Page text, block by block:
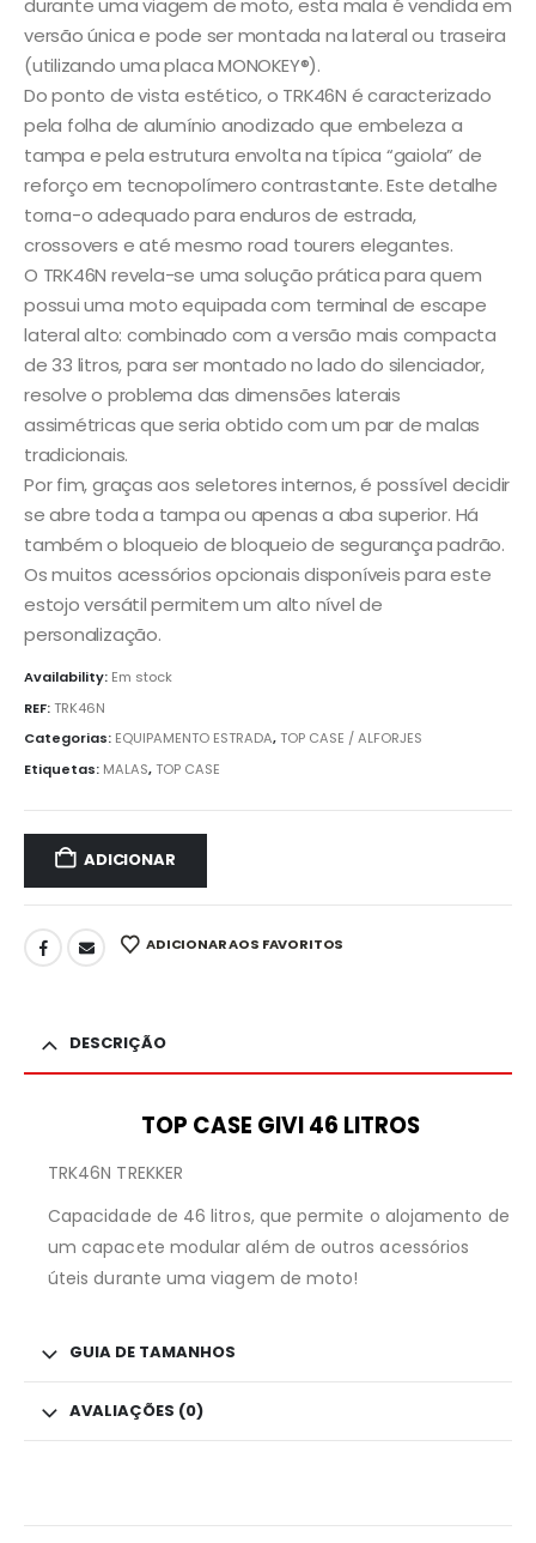
durante uma viagem de moto, esta mala é vendida em
versão única e pode ser montada na lateral ou traseira
(utilizando uma placa MONOKEY®).
Do ponto de vista estético, o TRK46N é caracterizado
pela folha de alumínio anodizado que embeleza a
tampa e pela estrutura envolta na típica “gaiola” de
reforço em tecnopolímero contrastante. Este detalhe
torna-o adequado para enduros de estrada,
crossovers e até mesmo road tourers elegantes.
O TRK46N revela-se uma solução prática para quem
possui uma moto equipada com terminal de escape
lateral alto: combinado com a versão mais compacta
de 33 litros, para ser montado no lado do silenciador,
resolve o problema das dimensões laterais
assimétricas que seria obtido com um par de malas
tradicionais.
Por fim, graças aos seletores internos, é possível decidir
se abre toda a tampa ou apenas a aba superior. Há
também o bloqueio de bloqueio de segurança padrão.
Os muitos acessórios opcionais disponíveis para este
estojo versátil permitem um alto nível de
personalização.
Availability: Em stock
REF:TRK46N
Categorias: EQUIPAMENTO ESTRADA,TOP CASE / ALFORJES
Etiquetas: MALAS,TOP CASE
ADICIONAR
ADICIONAR AOS FAVORITOS
DESCRIÇÃO
TOP CASE GIVI 46 LITROS
TRK46N TREKKER
Capacidade de 46 litros, que permite o alojamento de
um capacete modular além de outros acessórios
úteis durante uma viagem de moto!
GUIA DE TAMANHOS
AVALIAÇÕES (0)